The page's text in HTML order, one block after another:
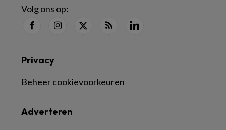
Volg ons op:
Adverteren
Privacy
Beheer cookievoorkeuren